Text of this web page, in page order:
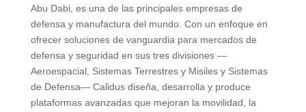
Abu Dabi, es una de las principales empresas de
defensa y manufactura del mundo. Con un enfoque en
ofrecer soluciones de vanguardia para mercados de
defensa y seguridad en sus tres divisiones —
Aeroespacial, Sistemas Terrestres y Misiles y Sistemas
de Defensa— Calidus diseña, desarrolla y produce
plataformas avanzadas que mejoran la movilidad, la